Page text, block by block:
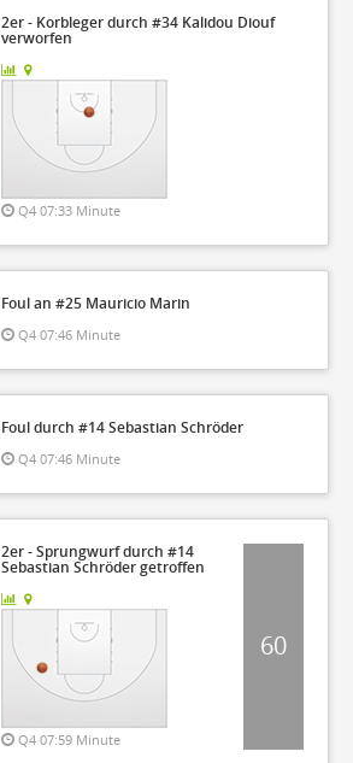
2er - Korbleger durch #34 Kalidou Diouf
verworfen
Q4 07:33 Minute
Foul an #25 Mauricio Marin
Q4 07:46 Minute
Foul durch #14 Sebastian Schröder
Q4 07:46 Minute
2er - Sprungwurf durch #14
Sebastian Schröder getroffen
Q4 07:59 Minute
60